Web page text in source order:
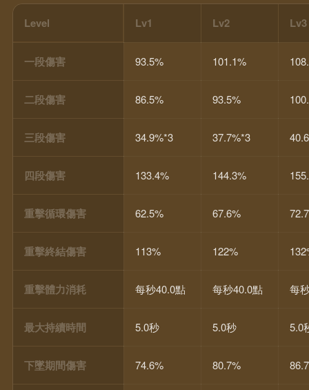
Level Lv1 Lv2 Lv3
一段傷害 93.5% 101.1%
二段傷害 86.5% 93.5%
三段傷害 34.9%*3 37.7%*3
四段傷害 133.4% 144.3%
重擊循環傷害 62.5% 67.6%
重擊終結傷害 113% 122%
重擊體力消耗 每秒40.0點 每秒40.0點 每
最大持續時間 5.0秒 5.0秒 5.0
下墜期間傷害 74.6% 80.7%